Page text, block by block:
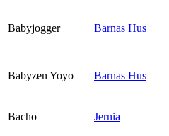
Babyjogger Barnas Hus
Babyzen Yoyo Barnas Hus
Bacho Jernia